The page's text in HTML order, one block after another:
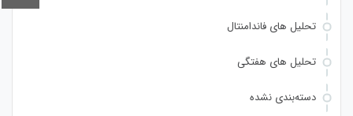
تحلیل های فاندامنتال
تحلیل های هفتگی
دسته‌بندی نشده